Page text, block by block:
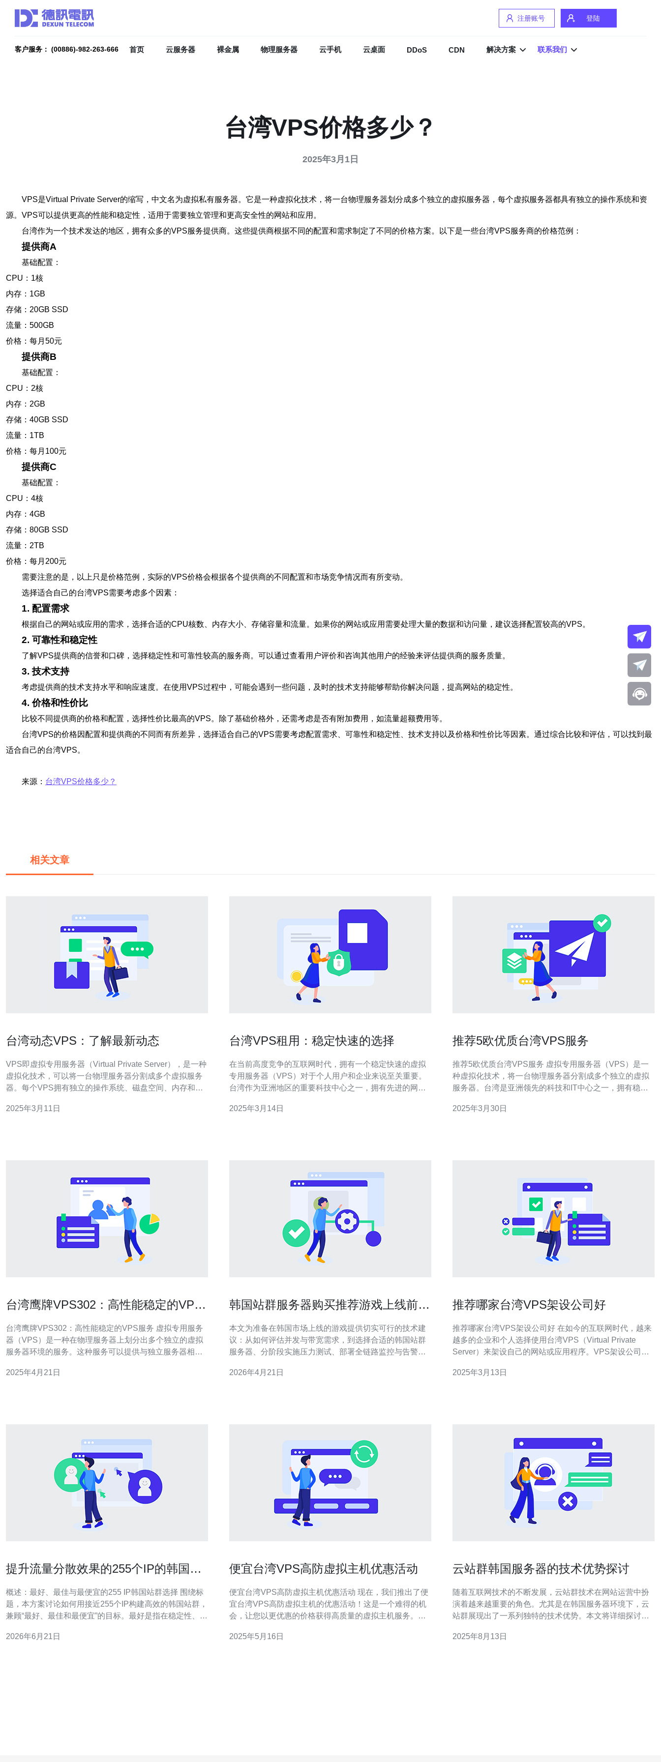
注册账号 登陆
客户服务： (00886)-982-263-666 首页 云服务器 裸金属 物理服务器 云手机 云桌面 DDoS CDN 解决方案 联系我们
台湾VPS价格多少？
2025年3月1日
VPS是Virtual Private Server的缩写，中文名为虚拟私有服务器。它是一种虚拟化技术，将一台物理服务器划分成多个独立的虚拟服务器，每个虚拟服务器都具有独立的操作系统和资
源。VPS可以提供更高的性能和稳定性，适用于需要独立管理和更高安全性的网站和应用。
台湾作为一个技术发达的地区，拥有众多的VPS服务提供商。这些提供商根据不同的配置和需求制定了不同的价格方案。以下是一些台湾VPS服务商的价格范例：
提供商A
基础配置：
CPU：1核
内存：1GB
存储：20GB SSD
流量：500GB
价格：每月50元
提供商B
基础配置：
CPU：2核
内存：2GB
存储：40GB SSD
流量：1TB
价格：每月100元
提供商C
基础配置：
CPU：4核
内存：4GB
存储：80GB SSD
流量：2TB
价格：每月200元
需要注意的是，以上只是价格范例，实际的VPS价格会根据各个提供商的不同配置和市场竞争情况而有所变动。
选择适合自己的台湾VPS需要考虑多个因素：
1. 配置需求
根据自己的网站或应用的需求，选择合适的CPU核数、内存大小、存储容量和流量。如果你的网站或应用需要处理大量的数据和访问量，建议选择配置较高的VPS。
2. 可靠性和稳定性
了解VPS提供商的信誉和口碑，选择稳定性和可靠性较高的服务商。可以通过查看用户评价和咨询其他用户的经验来评估提供商的服务质量。
3. 技术支持
考虑提供商的技术支持水平和响应速度。在使用VPS过程中，可能会遇到一些问题，及时的技术支持能够帮助你解决问题，提高网站的稳定性。
4. 价格和性价比
比较不同提供商的价格和配置，选择性价比最高的VPS。除了基础价格外，还需考虑是否有附加费用，如流量超额费用等。
台湾VPS的价格因配置和提供商的不同而有所差异，选择适合自己的VPS需要考虑配置需求、可靠性和稳定性、技术支持以及价格和性价比等因素。通过综合比较和评估，可以找到最
适合自己的台湾VPS。
来源： 台湾VPS价格多少？
相关文章
台湾动态VPS：了解最新动态
VPS即虚拟专用服务器（Virtual Private Server），是一种
虚拟化技术，可以将一台物理服务器分割成多个虚拟服务
器。每个VPS拥有独立的操作系统、磁盘空间、内存和带
服务器一样。 在台湾，VPS市场蓬勃发展。随着云计算技
2025年3月11日
台湾VPS租用：稳定快速的选择
在当前高度竞争的互联网时代，拥有一个稳定快速的虚拟
专用服务器（VPS）对于个人用户和企业来说至关重要。
台湾作为亚洲地区的重要科技中心之一，拥有先进的网络
个明智的选择。 台湾的网络基础设施非常可靠，拥有多个
2025年3月14日
推荐5欧优质台湾VPS服务
推荐5欧优质台湾VPS服务 虚拟专用服务器（VPS）是一
种虚拟化技术，将一台物理服务器分割成多个独立的虚拟
服务器。台湾是亚洲领先的科技和IT中心之一，拥有稳定
荐5个优质的台湾VPS服务提供商，以帮助您选择适合您需
2025年3月30日
台湾鹰牌VPS302：高性能稳定的VPS
台湾鹰牌VPS302：高性能稳定的VPS服务 虚拟专用服务
器（VPS）是一种在物理服务器上划分出多个独立的虚拟
服务器环境的服务。这种服务可以提供与独立服务器相似
中，台湾鹰牌的VPS302以其高性能和稳定性而备受赞
2025年4月21日
韩国站群服务器购买推荐游戏上线前的
本文为准备在韩国市场上线的游戏提供切实可行的技术建
议：从如何评估并发与带宽需求，到选择合适的韩国站群
服务器、分阶段实施压力测试、部署全链路监控与告警，
风险并优化玩家体验。 需要多少并发量与硬件资源该如何
2026年4月21日
推荐哪家台湾VPS架设公司好
推荐哪家台湾VPS架设公司好 在如今的互联网时代，越来
越多的企业和个人选择使用台湾VPS（Virtual Private
Server）来架设自己的网站或应用程序。VPS架设公司的
用程序的稳定性、速度和数据安全。本文将推荐几家值得
2025年3月13日
提升流量分散效果的255个IP的韩国站
概述：最好、最佳与最便宜的255 IP韩国站群选择 围绕标
题，本方案讨论如何用接近255个IP构建高效的韩国站群，
兼顾“最好、最佳和最便宜”的目标。最好是指在稳定性、带
性平衡；最便宜则偏向用大量廉价VPS或小型独服拼接实
2026年6月21日
便宜台湾VPS高防虚拟主机优惠活动
便宜台湾VPS高防虚拟主机优惠活动 现在，我们推出了便
宜台湾VPS高防虚拟主机的优惠活动！这是一个难得的机
会，让您以更优惠的价格获得高质量的虚拟主机服务。无
需求的解决方案。 我们的台湾VPS高防虚拟主机具有以下
2025年5月16日
云站群韩国服务器的技术优势探讨
随着互联网技术的不断发展，云站群技术在网站运营中扮
演着越来越重要的角色。尤其是在韩国服务器环境下，云
站群展现出了一系列独特的技术优势。本文将详细探讨云
用户更好地理解如何利用这些优势。 本文将分为几个部
2025年8月13日